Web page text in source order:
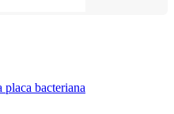
placa bacteriana